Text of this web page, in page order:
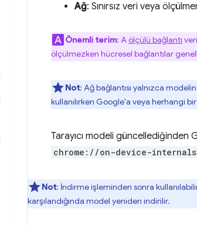
Ağ: Sınırsız veri veya
Önemli terim: Aölçülü bağlantı
ölçülmezken hücresel bağlantılar
Not: Ağ bağlantısı yalnızca
kullanılırken Google'a veya herhangi
Tarayıcı modeli
chrome://on-device-internals
Not: İndirme işleminden sonra
karşılandığında model yeniden indirilir.